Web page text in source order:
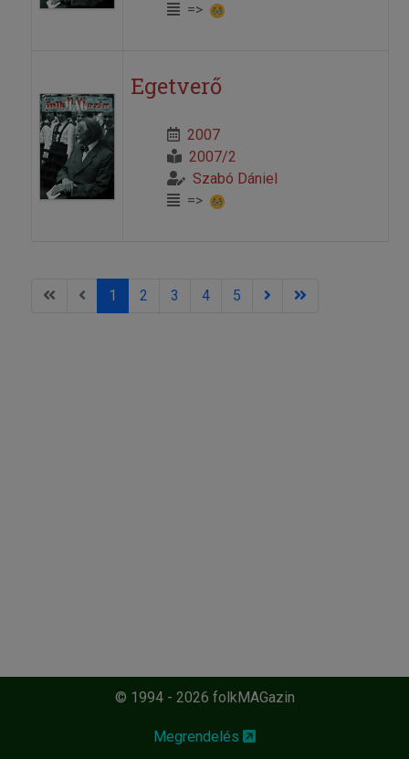
=>
Egetverő
2007
2007/2
Szabó Dániel
=>
1 2 3 4 5
© 1994 - 2026 folkMAGazin
Megrendelés